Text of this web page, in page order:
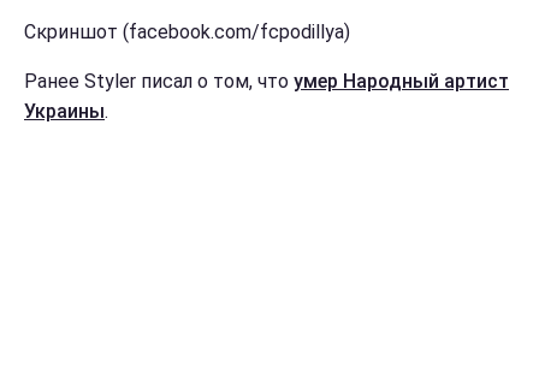
Скриншот (facebook.com/fcpodillya)
Ранее Styler писал о том, что умер Народный артист
Украины.